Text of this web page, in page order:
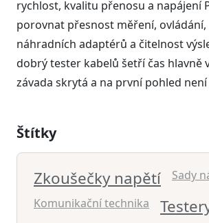
rychlost, kvalitu přenosu a napájení
porovnat přesnost měření,
náhradních adaptérů a čitelnost
dobrý tester kabelů šetří čas hlavně
závada skrytá a na první pohled
Štítky
Zkoušečky napětí
Sady
Komunikační technika